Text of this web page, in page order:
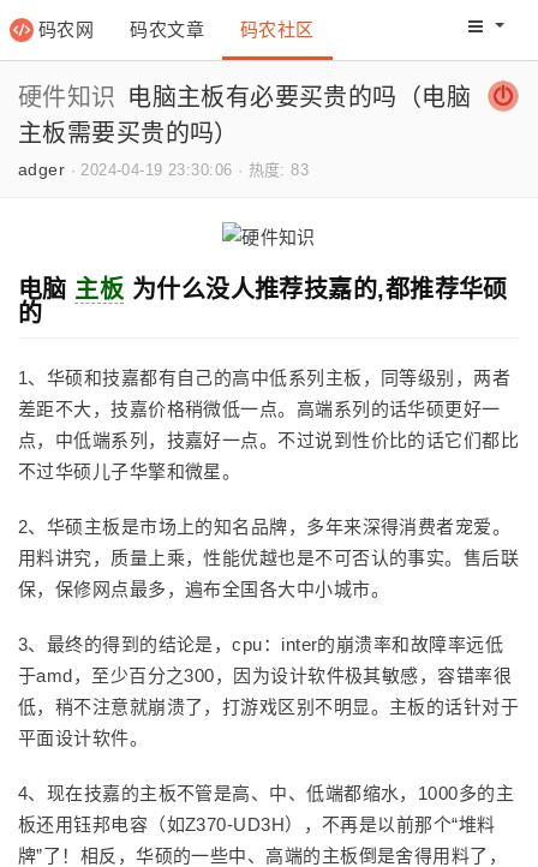
码农网 码农文章 码农社区 码农网
硬件知识
电脑主板有必要买贵的吗（电脑
主板需要买贵的吗）
adger ·2024-04-19 23:30:06 · 热度: 83
电脑 主板 为什么没人推荐技嘉的,都推荐华硕
的
1、华硕和技嘉都有自己的高中低系列主板，同等级别，两者
差距不大，技嘉价格稍微低一点。高端系列的话华硕更好一
点，中低端系列，技嘉好一点。不过说到性价比的话它们都比
不过华硕儿子华擎和微星。
2、华硕主板是市场上的知名品牌，多年来深得消费者宠爱。
用料讲究，质量上乘，性能优越也是不可否认的事实。售后联
保，保修网点最多，遍布全国各大中小城市。
3、最终的得到的结论是，cpu：inter的崩溃率和故障率远低
于amd，至少百分之300，因为设计软件极其敏感，容错率很
低，稍不注意就崩溃了，打游戏区别不明显。主板的话针对于
平面设计软件。
4、现在技嘉的主板不管是高、中、低端都缩水，1000多的主
板还用钰邦电容（如Z370-UD3H），不再是以前那个“堆料
牌”了！相反，华硕的一些中、高端的主板倒是舍得用料了，